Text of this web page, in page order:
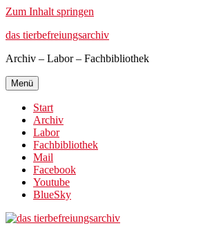
Zum Inhalt springen
das tierbefreiungsarchiv
Archiv – Labor – Fachbibliothek
Menü
Start
Archiv
Labor
Fachbibliothek
Mail
Facebook
Youtube
BlueSky